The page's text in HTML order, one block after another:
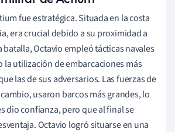
fue estratégica. Situada en la costa
era crucial debido a su proximidad a
batalla, Octavio empleó tácticas navales
la utilización de embarcaciones más
las de sus adversarios. Las fuerzas de
usaron barcos más grandes, lo
dio confianza, pero que al final se
Octavio logró situarse en una